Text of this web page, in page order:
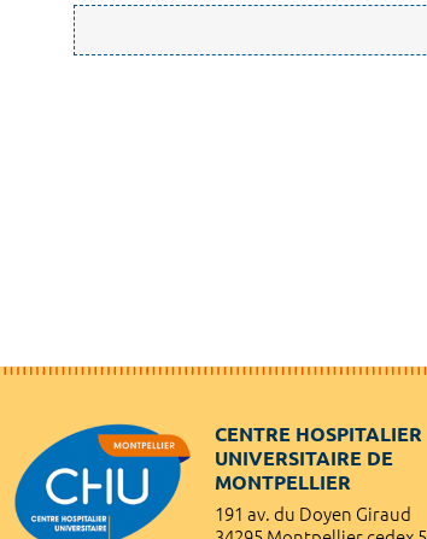
CENTRE HOSPITALIER
UNIVERSITAIRE DE
MONTPELLIER
191 av. du Doyen Giraud